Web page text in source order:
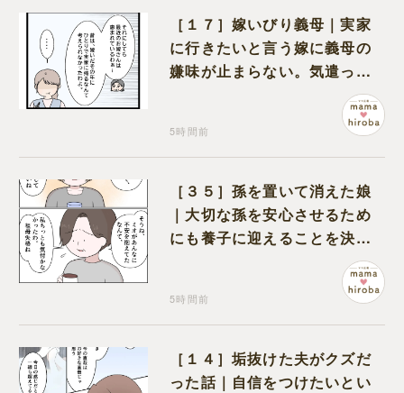
［１７］嫁いびり義母｜実家
に行きたいと言う嫁に義母の
嫌味が止まらない。気遣って
5時間前
［３５］孫を置いて消えた娘
｜大切な孫を安心させるため
にも養子に迎えることを決心
5時間前
［１４］垢抜けた夫がクズだ
った話｜自信をつけたいとい